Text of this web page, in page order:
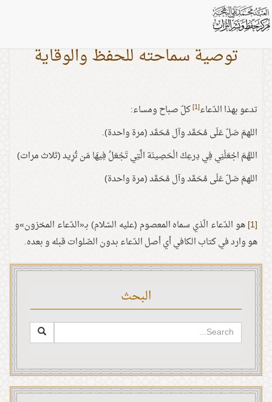
توصية سماحته للحفظ والوقاية
تدعو بهذا الدّعاء[1] كلّ صباح ومساء:
اللهمَ صَلّ عَلَى مُحَمَّد وآل مُحَمَّد (مرة واحدة).
اللهُمَ اجْعَلْنِي فِي دِرعِكَ الْحَصِينَة الَّتِي تَجْعَلُ فِيهَا مَن تُرِيد (ثلاث مرات)
اللهمَ صَلّ عَلَى مُحَمَّد وآل مُحَمَّد (مرة واحدة)
[1] هو الدّعاء الّذي سماه المعصوم (عليه السّلام) بـ«الدّعاء المخزون»و
هو وارد في كتاب الكافي أي أصل الدّعاء بدون الصّلوات قبله و بعده.
البحث